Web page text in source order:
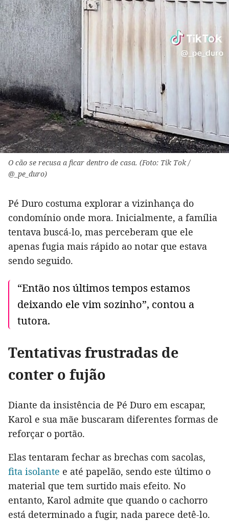
O cão se recusa a ficar dentro de casa. (Foto: Tik Tok /
@_pe_duro)
Pé Duro costuma explorar a vizinhança do
condomínio onde mora. Inicialmente, a família
tentava buscá-lo, mas perceberam que ele
apenas fugia mais rápido ao notar que estava
sendo seguido.
“Então nos últimos tempos estamos
deixando ele vim sozinho”, contou a
tutora.
Tentativas frustradas de
conter o fujão
Diante da insistência de Pé Duro em escapar,
Karol e sua mãe buscaram diferentes formas de
reforçar o portão.
Elas tentaram fechar as brechas com sacolas,
fita isolante e até papelão, sendo este último o
material que tem surtido mais efeito. No
entanto, Karol admite que quando o cachorro
está determinado a fugir, nada parece detê-lo.